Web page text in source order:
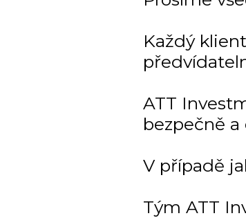
Každý
ATT
bezpečně a
V případě
Tým ATT